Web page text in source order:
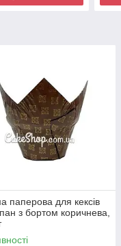
паперова для кексів
з бортом коричнева,